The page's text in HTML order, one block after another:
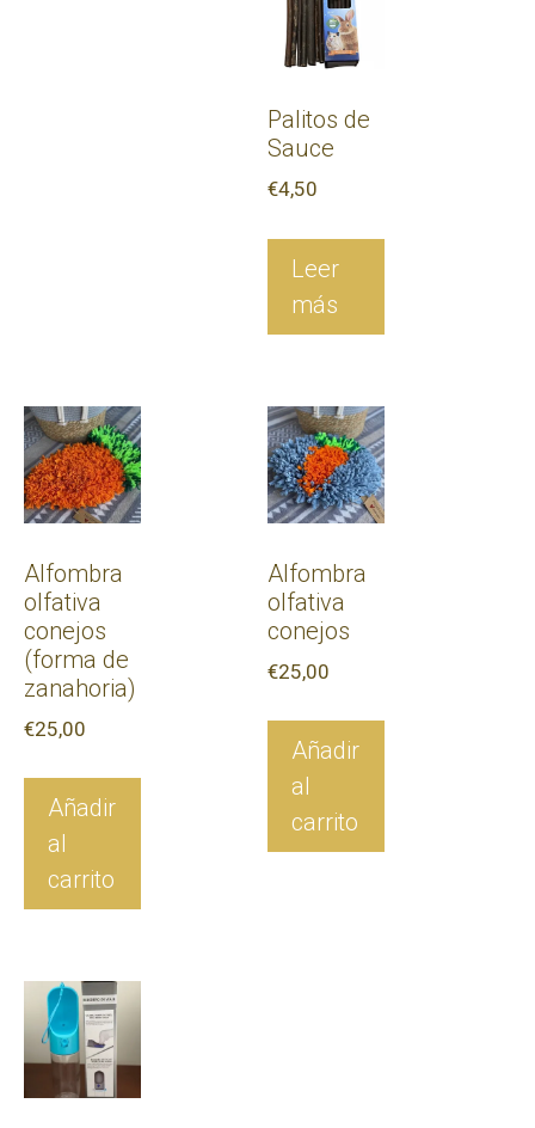
Palitos de
Sauce
€4,50
Leer
más
Alfombra
olfativa
conejos
(forma de
zanahoria)
€25,00
Añadir
al
carrito
Alfombra
olfativa
conejos
€25,00
Añadir
al
carrito